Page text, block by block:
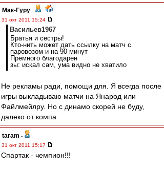
Мак-Гуру -
31 окт 2011 15:24
Васильев1967
Братья и сестры!
Кто-нить может дать ссылку на матч с
паровозом и на 90 минут
Премного благодарен
зы: искал сам, ума видно не хватило
Не рекламы ради, помощи для. Я всегда после
игры выкладываю матчи на Янарод или
Файлмейлру. Но с динамо скорей не буду,
далеко от компа.
taram -
31 окт 2011 15:17
Спартак - чемпион!!!